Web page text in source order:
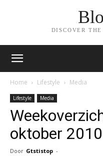
DISCOVER
Home Lifestyle Media
Lifestyle Media
oktober 2010
Door Gtstistop -